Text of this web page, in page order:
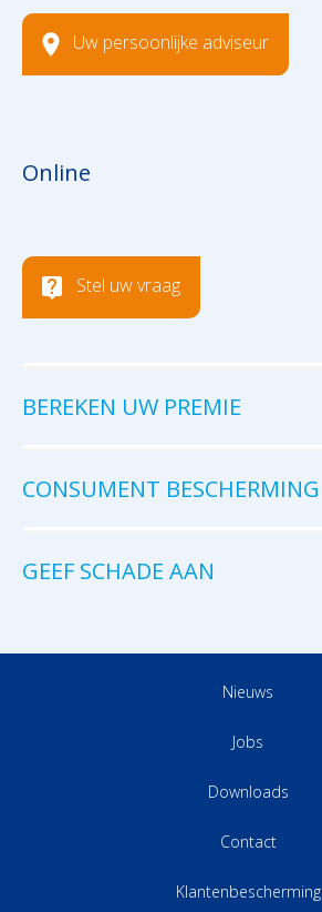
Uw persoonlijke adviseur
Online
Stel uw vraag
BEREKEN UW PREMIE
CONSUMENT BESCHERMING
GEEF SCHADE AAN
Nieuws
Jobs
Downloads
Contact
Klantenbescherming